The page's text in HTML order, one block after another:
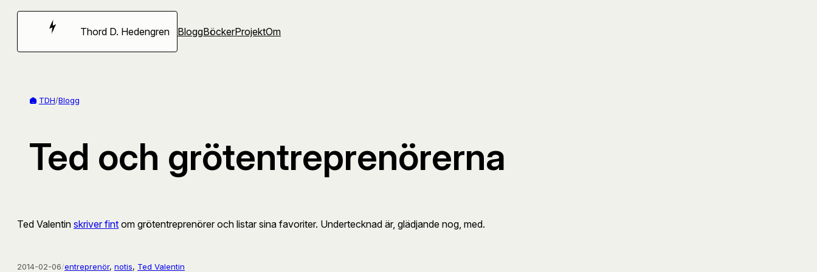
Hoppa
Thord D. Hedengren BloggBöckerProjektOm
TDH/Blogg
Ted och grötentreprenörerna
Ted Valentin skriver fint om grötentreprenörer och listar sina favoriter. Undertecknad är, glädjande nog, med.
2014-02-06/entreprenör, notis, Ted Valentin